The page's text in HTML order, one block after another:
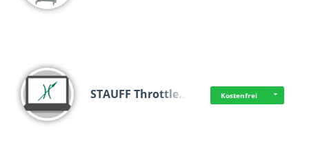
STAUFF Throttle… Kostenfrei